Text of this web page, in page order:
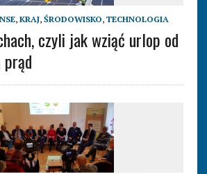
, KRAJ, ŚRODOWISKO, TECHNOLOGIA
czyli jak wziąć urlop od